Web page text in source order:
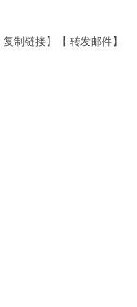
复制链接】【 转发邮件】